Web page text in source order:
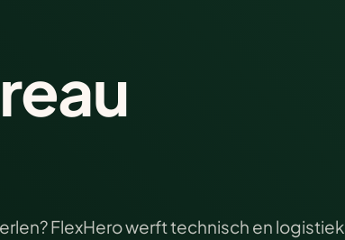
FlexHero werft technisch en logistiek